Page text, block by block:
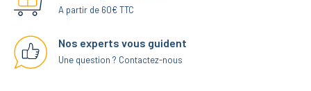
A partir de 60€ TTC
Nos experts vous guident
Une question ? Contactez-nous